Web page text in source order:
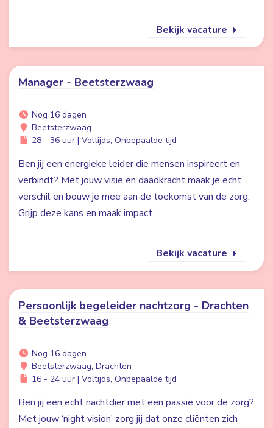
Bekijk vacature
Manager - Beetsterzwaag
Nog 16 dagen
Beetsterzwaag
28 - 36 uur | Voltijds, Onbepaalde tijd
Ben jij een energieke leider die mensen inspireert en
verbindt? Met jouw visie en daadkracht maak je echt
verschil en bouw je mee aan de toekomst van de zorg.
Grijp deze kans en maak impact.
Bekijk vacature
Persoonlijk begeleider nachtzorg - Drachten
& Beetsterzwaag
Nog 16 dagen
Beetsterzwaag, Drachten
16 - 24 uur | Voltijds, Onbepaalde tijd
Ben jij een echt nachtdier met een passie voor de zorg?
Met jouw ‘night vision’ zorg jij dat onze cliënten zich